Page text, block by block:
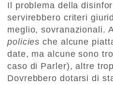
Il problema della
servirebbero criteri
meglio, sovranazionali.
policies che alcune
date, ma alcune sono
caso di Parler), altre
Dovrebbero dotarsi di